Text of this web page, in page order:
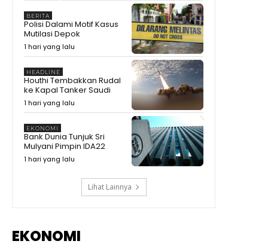
Mengejutkan #shorts #trending
KDM Ungkap Fakta Sudah
Dibantu Pulang, Malah Kembali
ke Tempat Hiburan Malam
#shorts #trending
00:37
Zulhas Singgung Sponsor
Pilkada Habis Modal, Baliknya
Minta Izin Tambang #shorts
#trending
01:21
Zulhas Singgung Sponsor
Biayai Pilkada, Setelah Menang
Tagih Tambang
Prabowo Singgung Erick Thohir
Soal Timnas Gagal ke
BERITA
Polisi Dalami Motif Kasus
Mutilasi Depok
1 hari yang lalu
HEADLINE
Houthi Tembakkan Rudal
ke Kapal Tanker Saudi
1 hari yang lalu
EKONOMI
Bank Dunia Tunjuk Sri
Mulyani Pimpin IDA22
1 hari yang lalu
Lihat Lainnya
EKONOMI